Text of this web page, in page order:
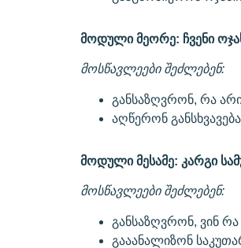
მოდული მეორე: ჩვენი
მოსწავლეები შეძლებენ:
განსაზღვრონ, რა
აღწერონ
მოდული მესამე: კარგი
მოსწავლეები შეძლებენ:
განსაზღვრონ, ვინ რა
გააანალიზონ